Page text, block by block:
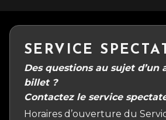
SERVICE
Des questions au sujet d’un
billet ?
Contactez le service
Horaires d’ouverture du